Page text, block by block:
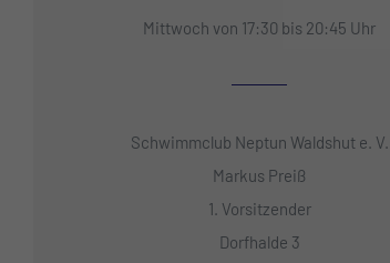
Mittwoch von 17:30 bis 20:45 Uhr
Schwimmclub Neptun Waldshut e. V.
Markus Preiß
1. Vorsitzender
Dorfhalde 3